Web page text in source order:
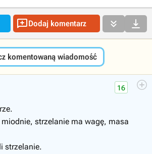
Dodaj komentarz  
komentowaną wiadomość
16
strzelanie ma wagę, masa
strzelanie.